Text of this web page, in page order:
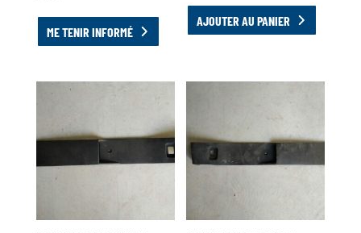
ME TENIR INFORMÉ
AJOUTER AU PANIER